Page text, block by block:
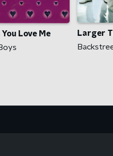
Love Me
Larger